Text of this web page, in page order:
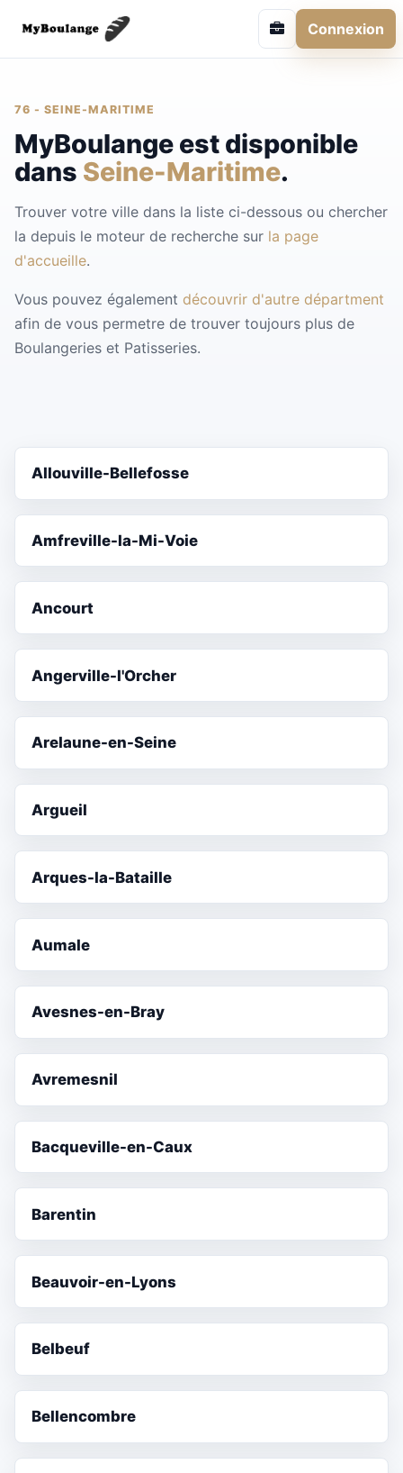
Connexion
76 - SEINE-MARITIME
MyBoulange est disponible
dans Seine-Maritime.
Trouver votre ville dans la liste ci-dessous ou chercher
la depuis le moteur de recherche sur la page
d'accueille.
Vous pouvez également découvrir d'autre départment
afin de vous permetre de trouver toujours plus de
Boulangeries et Patisseries.
Allouville-Bellefosse
Amfreville-la-Mi-Voie
Ancourt
Angerville-l'Orcher
Arelaune-en-Seine
Argueil
Arques-la-Bataille
Aumale
Avesnes-en-Bray
Avremesnil
Bacqueville-en-Caux
Barentin
Beauvoir-en-Lyons
Belbeuf
Bellencombre